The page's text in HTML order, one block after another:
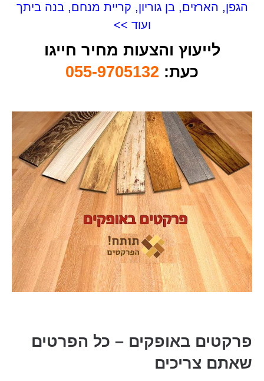
הגפן, הארזים, בן גוריון, קריית מנחם, בנה ביתך
ועוד >>
לייעוץ והצעות מחיר חייגו
כעת: 055-9705132
פרקטים באופקים – כל הפרטים
שאתם צריכים